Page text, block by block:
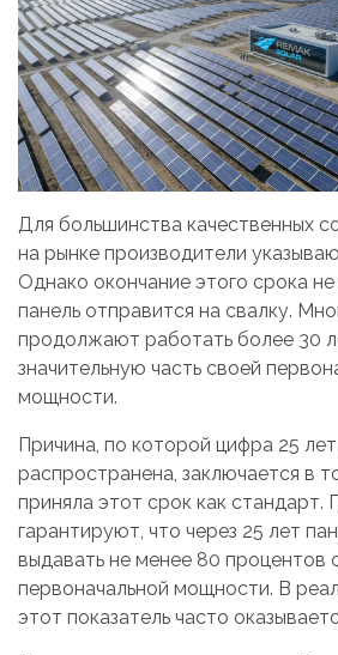
Для большинства качественных
на рынке производители
Однако окончание этого срока не
панель отправится на свалку.
продолжают работать более 30
значительную часть своей
мощности.
Причина, по которой цифра 25
распространена, заключается в
приняла этот срок как стандарт.
гарантируют, что через 25 лет
выдавать не менее 80 процентов
первоначальной мощности. В
этот показатель часто